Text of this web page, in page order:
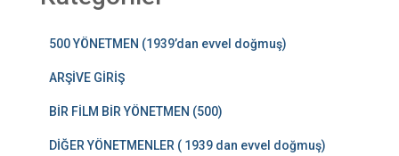
500 YÖNETMEN (1939’dan evvel doğmuş)
ARŞİVE GİRİŞ
BİR FİLM BİR YÖNETMEN (500)
DİĞER YÖNETMENLER ( 1939 dan evvel doğmuş)